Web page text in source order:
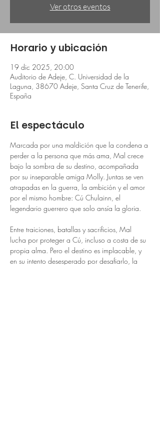
Ver otros eventos
Horario y ubicación
19 dic 2025, 20:00
Auditorio de Adeje, C. Universidad de la
Laguna, 38670 Adeje, Santa Cruz de Tenerife,
España
El espectáculo
Marcada por una maldición que la condena a
perder a la persona que más ama, Mal crece
bajo la sombra de su destino, acompañada
por su inseparable amiga Molly. Juntas se ven
atrapadas en la guerra, la ambición y el amor
por el mismo hombre: Cú Chulainn, el
legendario guerrero que solo ansía la gloria.
Entre traiciones, batallas y sacrificios, Mal
lucha por proteger a Cú, incluso a costa de su
propia alma. Pero el destino es implacable, y
en su intento desesperado por desafiarlo, la